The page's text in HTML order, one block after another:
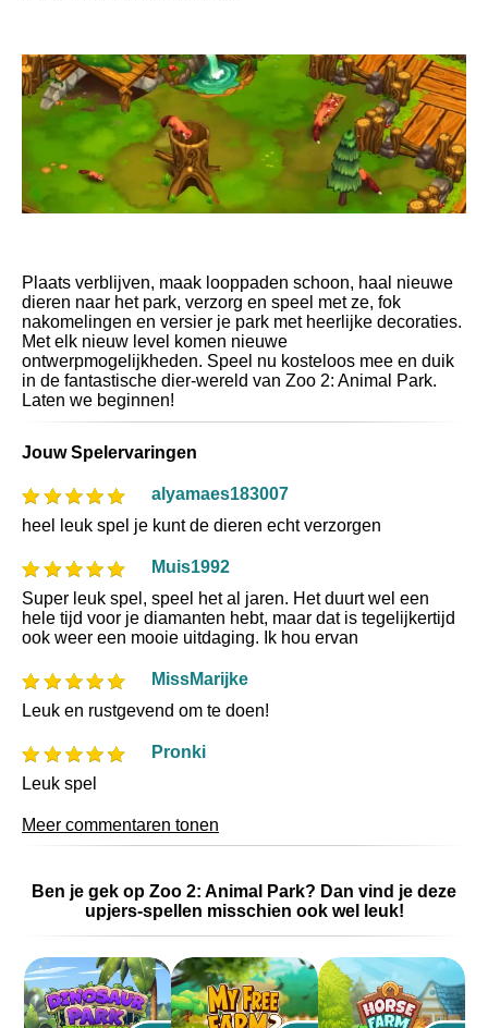
Plaats verblijven, maak looppaden schoon, haal nieuwe
dieren naar het park, verzorg en speel met ze, fok
nakomelingen en versier je park met heerlijke decoraties.
Met elk nieuw level komen nieuwe
ontwerpmogelijkheden. Speel nu kosteloos mee en duik
in de fantastische dier-wereld van Zoo 2: Animal Park.
Laten we beginnen!
Jouw Spelervaringen
alyamaes183007
heel leuk spel je kunt de dieren echt verzorgen
Muis1992
Super leuk spel, speel het al jaren. Het duurt wel een
hele tijd voor je diamanten hebt, maar dat is tegelijkertijd
ook weer een mooie uitdaging. Ik hou ervan
MissMarijke
Leuk en rustgevend om te doen!
Pronki
Leuk spel
Meer commentaren tonen
Ben je gek op Zoo 2: Animal Park? Dan vind je deze
upjers-spellen misschien ook wel leuk!